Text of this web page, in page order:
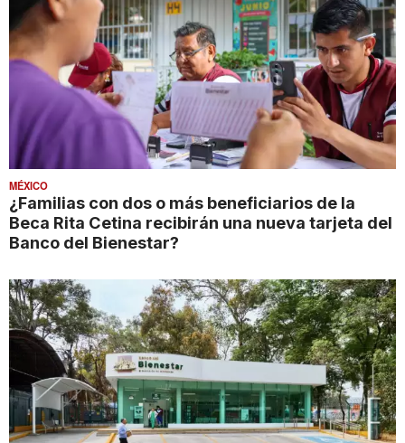
MÉXICO
¿Familias con dos o más beneficiarios de la
Beca Rita Cetina recibirán una nueva tarjeta del
Banco del Bienestar?